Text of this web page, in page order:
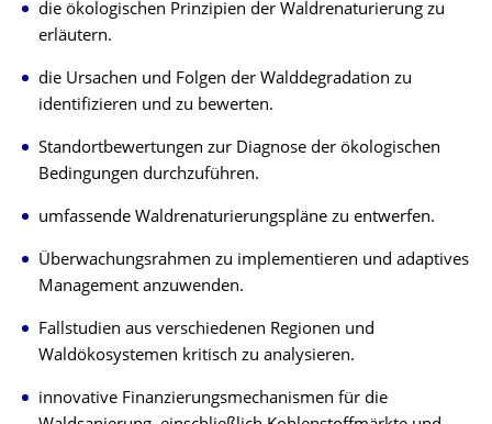
die ökologischen Prinzipien der Waldrenaturierung zu
erläutern.
die Ursachen und Folgen der Walddegradation zu
identifizieren und zu bewerten.
Standortbewertungen zur Diagnose der ökologischen
Bedingungen durchzuführen.
umfassende Waldrenaturierungspläne zu entwerfen.
Überwachungsrahmen zu implementieren und adaptives
Management anzuwenden.
Fallstudien aus verschiedenen Regionen und
Waldökosystemen kritisch zu analysieren.
innovative Finanzierungsmechanismen für die